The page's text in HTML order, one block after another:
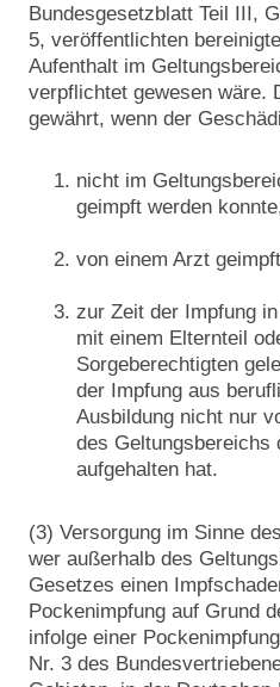
Bundesgesetzblatt Teil III,
5, veröffentlichten
Aufenthalt im
verpflichtet gewesen wäre.
gewährt, wenn der
nicht im
geimpft werden
von einem Arzt
zur Zeit der Impfung
mit einem Elternteil
Sorgeberechtigten
der Impfung aus
Ausbildung nicht nur
des Geltungsbereichs
aufgehalten hat.
(3) Versorgung im Sinne
wer außerhalb des
Gesetzes einen
Pockenimpfung auf Grund
infolge einer
Nr. 3 des